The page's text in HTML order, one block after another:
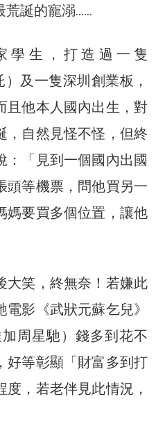
荒誕的寵溺……
學生，打造過一隻
及一隻深圳創業板，
且他本人國內出生，對
，自然見怪不怪，但終
：「見到一個國內出國
頭等機票，問他買另一
媽要買多個位置，讓他
大笑，終無奈！若嫌此
影《武狀元蘇乞兒》
周星馳）錢多到花不
好等彰顯「財富多到打
，若老伴見此情況，